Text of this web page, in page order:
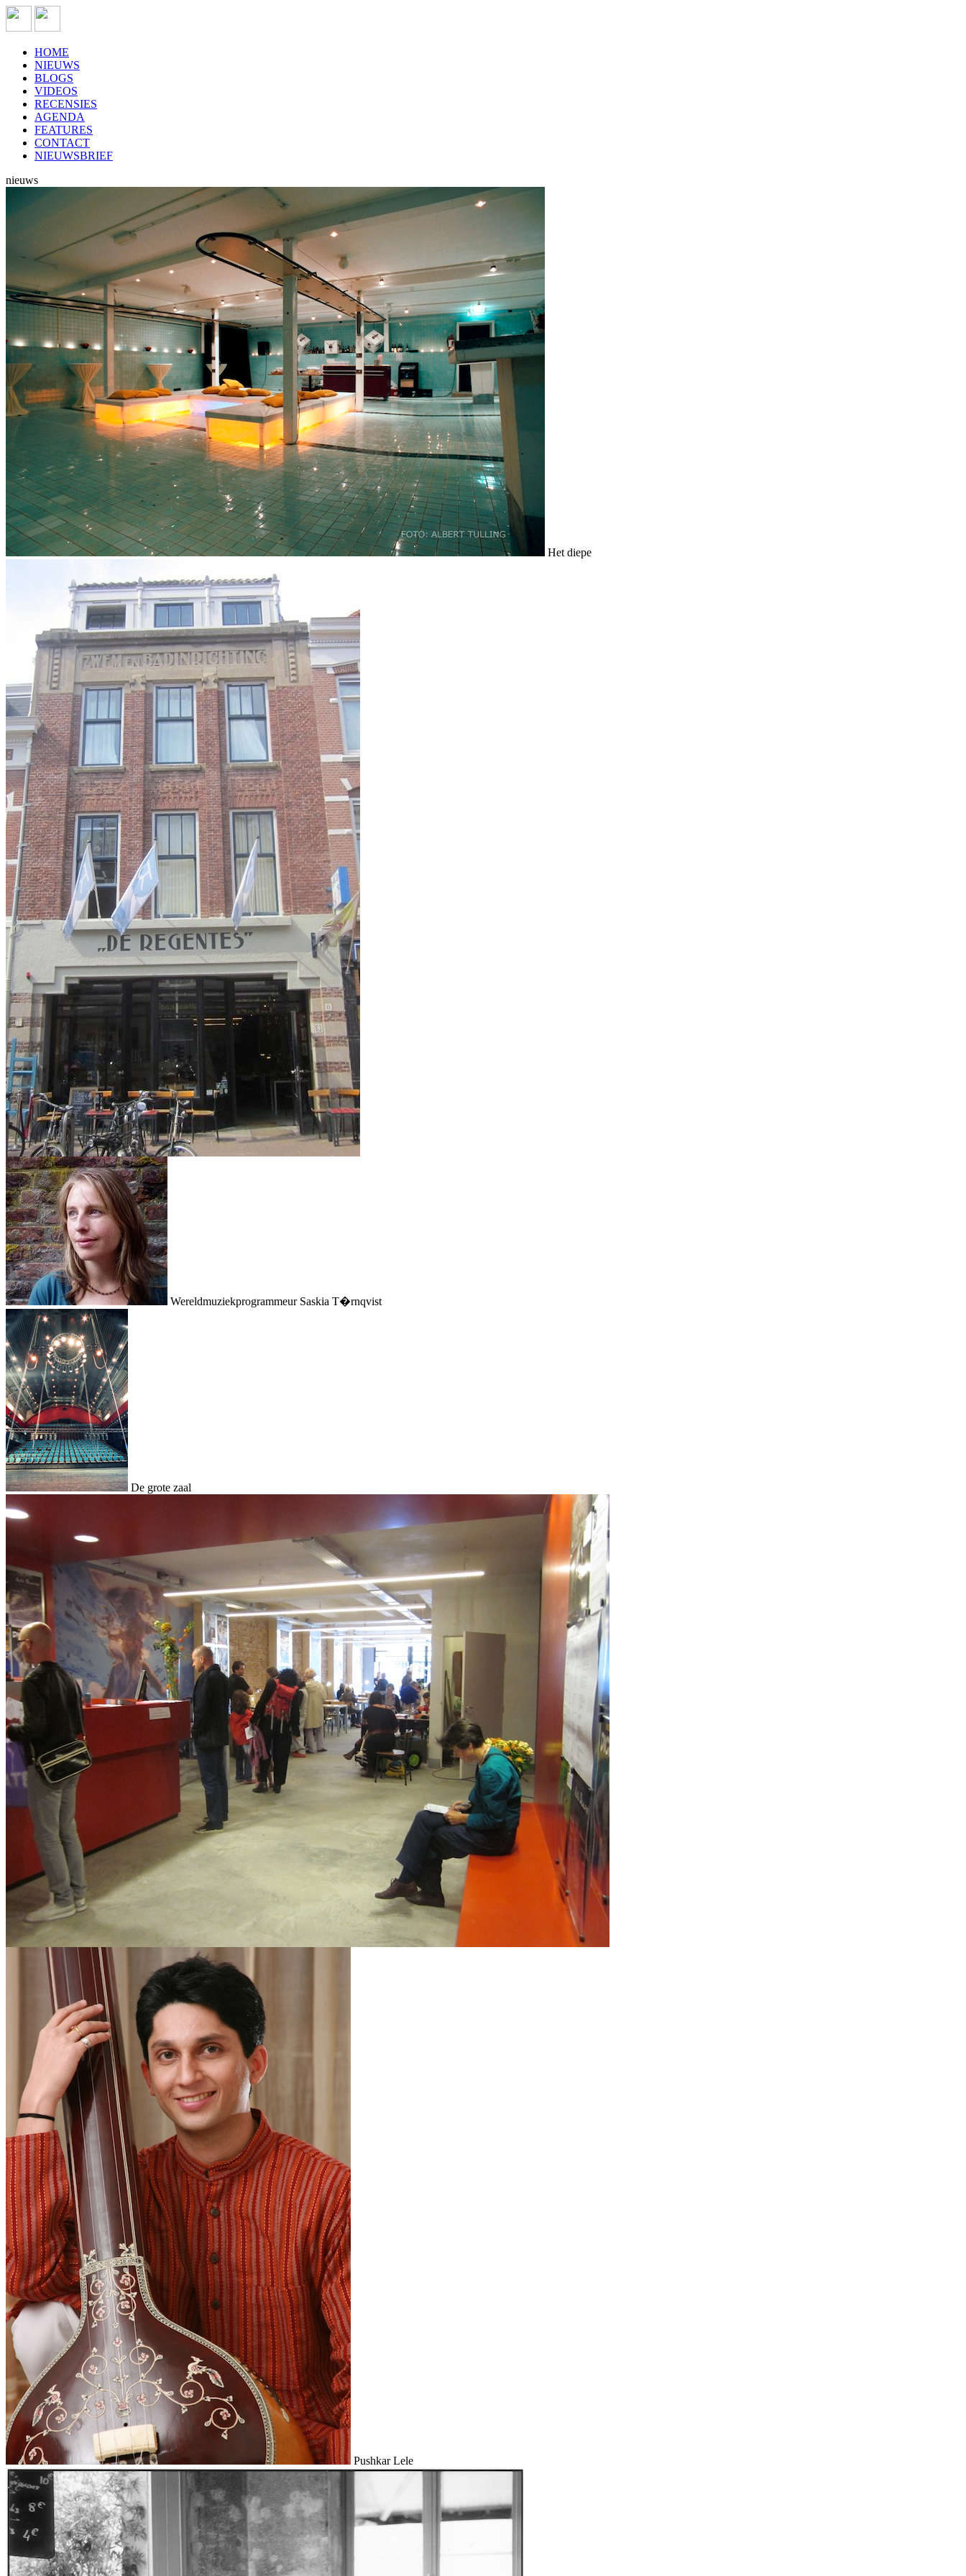
HOME
NIEUWS
BLOGS
VIDEOS
RECENSIES
AGENDA
FEATURES
CONTACT
NIEUWSBRIEF
nieuws
Het diepe
Wereldmuziekprogrammeur Saskia T�rnqvist
De grote zaal
Pushkar Lele